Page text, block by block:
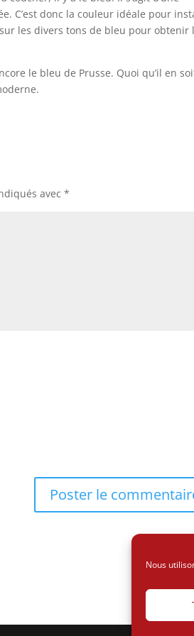
Nous
C’est donc la couleur idéale pour
les divers tons de bleu pour obtenir
le bleu de Prusse. Quoi qu’il en
avec*